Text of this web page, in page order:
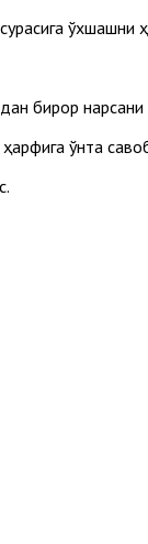
ўхшашни
бирор
ўнта